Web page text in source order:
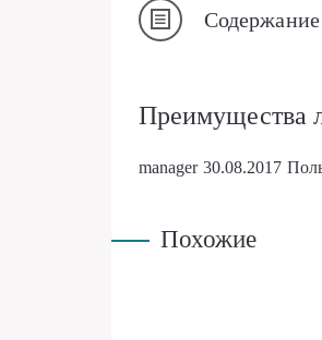
Содержание
Преимущества
manager 30.08.2017
Похожие